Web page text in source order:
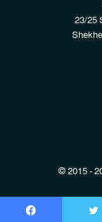
23/25
© 2015 -